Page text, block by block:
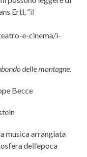
Ertl, “il
e-cinema/i-
delle montagne.
Becce
musica arrangiata
dell’epoca